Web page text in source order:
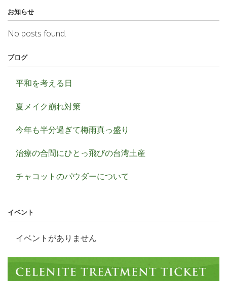
お知らせ
No posts found.
ブログ
平和を考える日
夏メイク崩れ対策
今年も半分過ぎて梅雨真っ盛り
治療の合間にひとっ飛びの台湾土産
チャコットのパウダーについて
イベント
イベントがありません